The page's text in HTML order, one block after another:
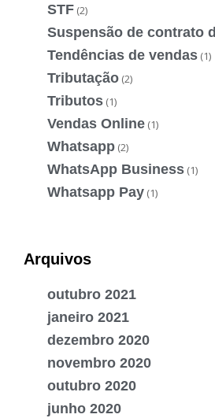
STF (2)
Suspensão de contrato
Tendências de vendas (1)
Tributação (2)
Tributos (1)
Vendas Online (1)
Whatsapp (2)
WhatsApp Business (1)
Whatsapp Pay (1)
Arquivos
outubro 2021
janeiro 2021
dezembro 2020
novembro 2020
outubro 2020
junho 2020